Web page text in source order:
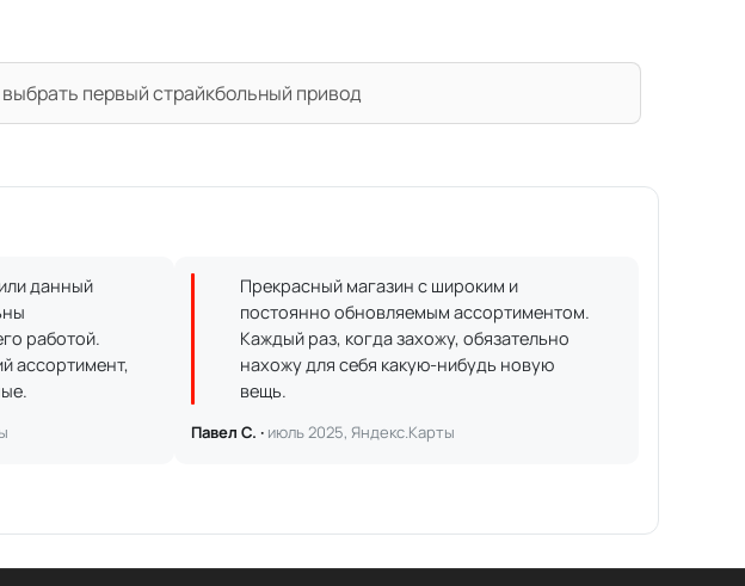
первый страйкбольный привод
данный
работой.
ассортимент,
Прекрасный магазин с широким и
постоянно обновляемым ассортиментом.
Каждый раз, когда захожу, обязательно
нахожу для себя какую-нибудь новую
вещь.
Павел С. · июль 2025, Яндекс.Карты